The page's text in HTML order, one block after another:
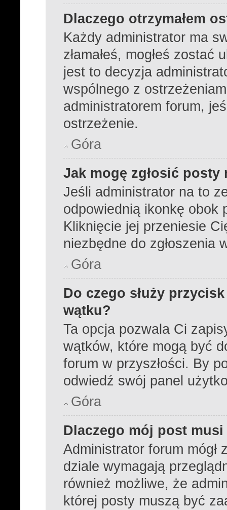
Dlaczego otrzymałem
Każdy administrator ma
złamałeś, mogłeś
jest to decyzja
wspólnego z
administratorem forum,
ostrzeżenie.
Góra
Jak mogę zgłosić
Jeśli administrator na to
odpowiednią ikonkę obok
Kliknięcie jej przeniesie
niezbędne do zgłoszenia
Góra
Do czego służy
wątku?
Ta opcja pozwala Ci
wątków, które mogą być
forum w przyszłości. By
odwiedź swój panel
Góra
Dlaczego mój post
Administrator forum
dziale wymagają
również możliwe, że
której posty muszą być